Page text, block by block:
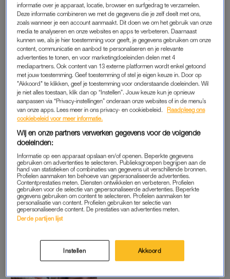
Luiers verschonen is voor de meeste ouders nou niet bepaald
het leukste klusje wat er is. Zeker niet als je kind besluit dat dit
hét moment is om te gaan rollen, spartelen of in het wilde weg
te plassen. En dan heb je ook nog te maken met een
aankleedkussen dat net iets te smal is en een luier die je met
één hand moet openvouwen, terwijl je met de andere je kind
in toom houdt. En dan die doekjes, heb je even?
MENS ERGER JE NIET
Het is misschien wel één van de grootste frustraties van
ouders als het gaat om luiers verschonen. Heb je net die
trappelende beentjes vast en wil je een doekje pakken om de
boel schoon te maken – komt zowat het hele pak mee.
Maar houd hoop, want met onderstaande makkelijke hack is
dat probleem binnen een mum van tijd opgelost. En je hebt de
oplossing waarschijnlijk gewoon al in huis liggen. Je hoeft dus
Gewoon even dit doen – en voilà: geen gesjor meer aan dat
pak billendoekjes.
informatie over je apparaat, locatie, browser en surfgedrag te verzamelen.
Deze informatie combineren we met de gegevens die je zelf deelt met ons,
zoals wanneer je een account aanmaakt. Dit doen we om het gebruik van onze
media te analyseren en onze websites en apps te verbeteren. Daarnaast
kunnen we, als je hier toestemming voor geeft, je gegevens gebruiken om onze
content, communicatie en aanbod te personaliseren en je relevante
advertenties te tonen, en voor marketingdoeleinden delen met 4
mediapartners. Ook content van 13 externe platformen wordt enkel getoond
met jouw toestemming. Geef toestemming of stel je eigen keuze in. Door op
"Akkoord" te klikken, geef je toestemming voor onderstaande doeleinden. Wil
je niet alles toestaan, klik dan op “Instellen”. Jouw keuze kun je opnieuw
aanpassen via “Privacy-instellingen” onderaan onze websites of in de menu’s
van onze apps. Lees meer in ons privacy- en cookiebeleid.
Raadpleeg ons
cookiebeleid voor meer informatie.
Wij en onze partners verwerken gegevens voor de volgende
doeleinden:
Informatie op een apparaat opslaan en/of openen. Beperkte gegevens
gebruiken om advertenties te selecteren. Publieksgroepen begrijpen aan de
hand van statistieken of combinaties van gegevens uit verschillende bronnen.
Profielen aanmaken ten behoeve van gepersonaliseerde advertenties.
Contentprestaties meten. Diensten ontwikkelen en verbeteren. Profielen
gebruiken voor de selectie van gepersonaliseerde advertenties. Beperkte
gegevens gebruiken om content te selecteren. Profielen aanmaken ter
personalisatie van content. Profielen gebruiken ter selectie van
gepersonaliseerde content. De prestaties van advertenties meten.
Derde partijen lijst
Instellen Akkoord